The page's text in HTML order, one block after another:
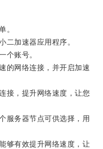
。
加速器应用程序。
账号。
网络连接，并开启加速
，提升网络速度，让您
务器节点可供选择，用
有效提升网络速度，让